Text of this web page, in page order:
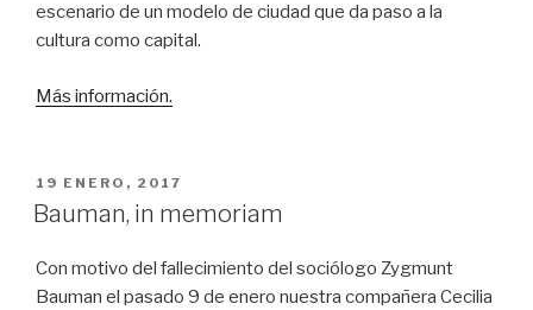
escenario de un modelo de ciudad que da paso a la
cultura como capital.
Más información.
PUBLICADO
EL
19 ENERO, 2017
Bauman, in memoriam
Con motivo del fallecimiento del sociólogo Zygmunt
Bauman el pasado 9 de enero nuestra compañera Cecilia